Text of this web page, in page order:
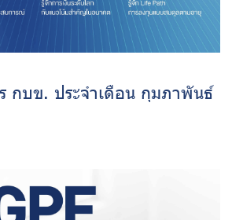
กบข. ประจำเดือน กุมภาพันธ์